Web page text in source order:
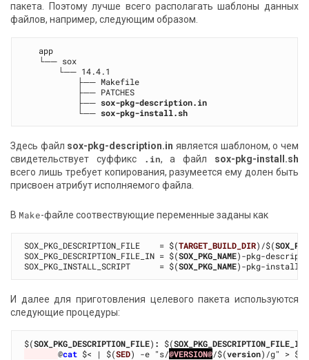
пакета. Поэтому лучше всего располагать шаблоны данных
файлов, например, следующим образом.
   app
   └── sox
       └── 14.4.1
           ├── Makefile
           ├── PATCHES
           ├──
sox-pkg-description.in
           └──
sox-pkg-install.sh
Здесь файл sox-pkg-description.in является шаблоном, о чем
свидетельствует суффикс
.in, а файл sox-pkg-install.sh
всего лишь требует копирования, разумеется ему долен быть
присвоен атрибут исполняемого файла.
В Make-файле соотвествующие переменные заданы как
SOX_PKG_DESCRIPTION_FILE    = $(TARGET_BUILD_DIR)/$(
SOX_PKG_DESCRIPTION_FILE_IN = $(SOX_PKG_NAME)-pkg-
SOX_PKG_INSTALL_SCRIPT      = $(SOX_PKG_NAME
И далее для приготовления целевого пакета используются
следующие процедуры:
$(SOX_PKG_DESCRIPTION_FILE) : $(SOX_PKG_DESCRIPTION_FILE_IN
@cat $< | $(SED) -e "s/@VERSION@/$(version)/g" > $@